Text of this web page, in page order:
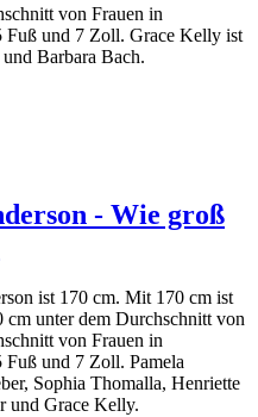
von Frauen in
Fuß und 7 Zoll. Grace Kelly ist
Barbara Bach.
- Wie groß
ist 170 cm. Mit 170 cm ist
cm unter dem Durchschnitt von
von Frauen in
Fuß und 7 Zoll. Pamela
Sophia Thomalla, Henriette
und Grace Kelly.